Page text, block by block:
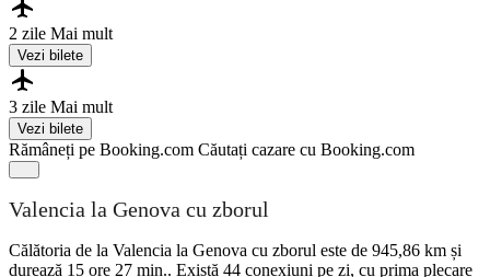
2 zile Mai mult
Vezi bilete
3 zile Mai mult
Vezi bilete
Rămâneți pe Booking.com Căutați cazare cu Booking.com
Valencia la Genova cu zborul
Călătoria de la Valencia la Genova cu zborul este de 945,86 km și
durează 15 ore 27 min.. Există 44 conexiuni pe zi, cu prima plecare